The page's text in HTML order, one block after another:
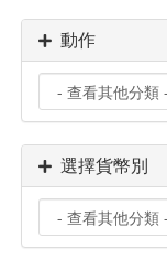
動作
選擇貨幣別